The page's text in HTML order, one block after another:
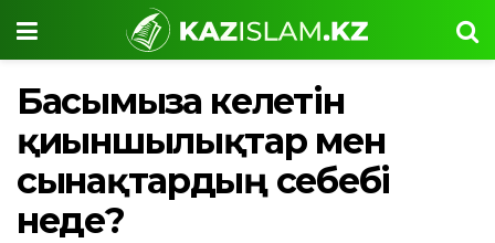
Басымызға келетін
қиыншылықтар мен
сынақтардың себебі
неде?